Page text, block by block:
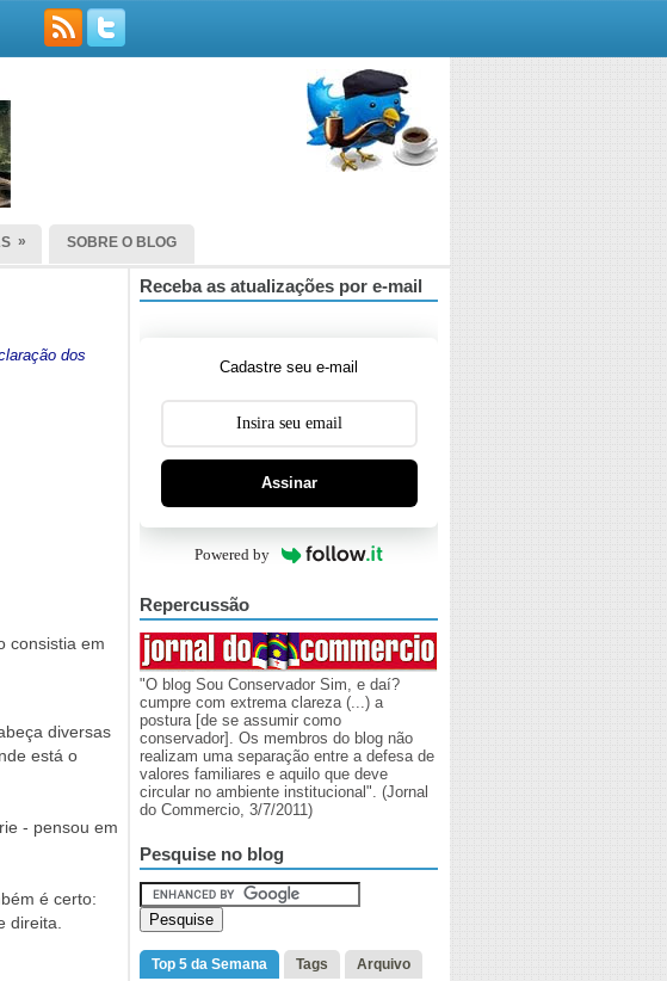
» SOBRE O BLOG
dos
consistia em
diversas
está o
- pensou em
é certo:
direita.
Receba as atualizações por e-mail
Cadastre seu e-mail
Assinar
Powered by
Repercussão
"O blog Sou Conservador Sim, e daí?
cumpre com extrema clareza (...) a
postura [de se assumir como
conservador]. Os membros do blog não
realizam uma separação entre a defesa de
valores familiares e aquilo que deve
circular no ambiente institucional". (Jornal
do Commercio, 3/7/2011)
Pesquise no blog
Top 5 da Semana Tags Arquivo